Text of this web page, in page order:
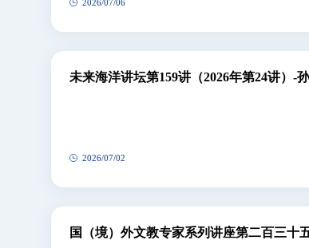
2026/07/06
未来海洋讲坛第159讲（2026年第24讲）-
2026/07/02
国（境）外文教专家系列讲座第二百三十